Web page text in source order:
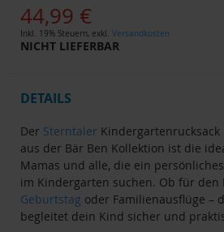
44,99 €
Inkl. 19% Steuern, exkl. Versandkosten
NICHT LIEFERBAR
DETAILS
Der Sterntaler
aus der Bär Ben Kollektion ist die
Mamas und alle, die ein
im Kindergarten suchen. Ob für den
Geburtstag oder Familienausflüge –
begleitet dein Kind sicher und